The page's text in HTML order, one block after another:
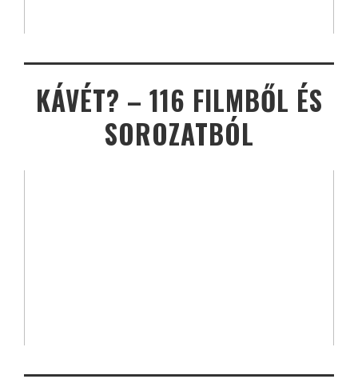
KÁVÉT? – 116 FILMBŐL ÉS
SOROZATBÓL